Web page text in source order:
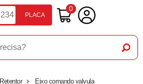
PLACA
0
Retentor Eixo comando valvula